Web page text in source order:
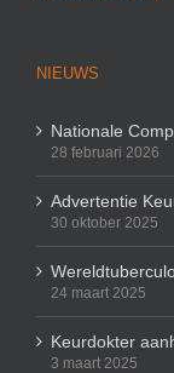
NIEUWS
Nationale
28 februari 2026
Advertentie
30 oktober 2025
24 maart 2025
Keurdokter
3 maart 2025